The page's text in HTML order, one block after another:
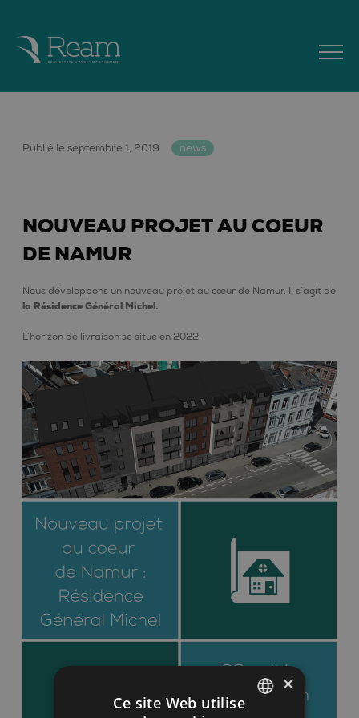
Publié le septembre 1, 2019 news
NOUVEAU PROJET AU COEUR
DE NAMUR
Nous développons un nouveau projet au cœur de Namur. Il s’agit de
la Résidence Général Michel.
L’horizon de livraison se situe en 2022.
×
Ce site Web utilise